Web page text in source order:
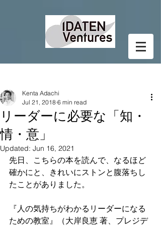
リーダーに必要な「知・
情・意」
Kenta Adachi
Jul 21, 2018 6 min read
Updated: Jun 16, 2021
先日、こちらの本を読んで、なるほど
確かにと、きれいにストンと腹落ちし
たことがありました。
『人の気持ちがわかるリーダーになる
ための教室』（大岸良恵 著、プレジデ